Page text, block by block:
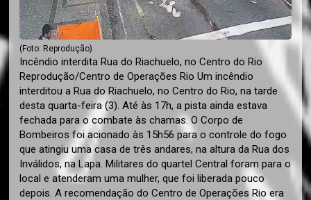
(Foto: Reprodução)
Incêndio interdita Rua do Riachuelo, no Centro do Rio
Reprodução/Centro de Operações Rio Um incêndio
interditou a Rua do Riachuelo, no Centro do Rio, na tarde
desta quarta-feira (3). Até às 17h, a pista ainda estava
fechada para o combate às chamas. O Corpo de
Bombeiros foi acionado às 15h56 para o controle do fogo
que atingiu uma casa de três andares, na altura da Rua dos
Inválidos, na Lapa. Militares do quartel Central foram para o
local e atenderam uma mulher, que foi liberada pouco
depois. A recomendação do Centro de Operações Rio era